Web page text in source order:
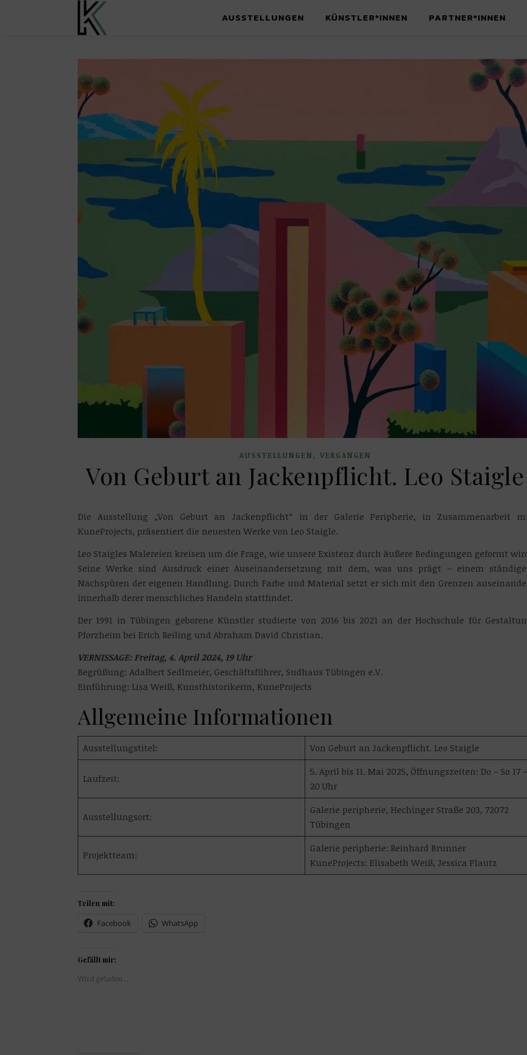
AUSSTELLUNGEN KÜNSTLER*INNEN PARTNER*INNEN
AUSSTELLUNGEN, VERGANGEN
Von Geburt an Jackenpflicht. Leo Staigle
Die Ausstellung „Von Geburt an Jackenpflicht“ in der Galerie Peripherie, in Zusammenarbeit
KuneProjects, präsentiert die neuesten Werke von Leo Staigle.
Leo Staigles Malereien kreisen um die Frage, wie unsere Existenz durch äußere Bedingungen geformt
Seine Werke sind Ausdruck einer Auseinandersetzung mit dem, was uns prägt – einem
Nachspüren der eigenen Handlung. Durch Farbe und Material setzt er sich mit den Grenzen
innerhalb derer menschliches Handeln stattfindet.
Der 1991 in Tübingen geborene Künstler studierte von 2016 bis 2021 an der Hochschule für
Pforzheim bei Erich Reiling und Abraham David Christian.
VERNISSAGE: Freitag, 4. April 2024, 19 Uhr
Begrüßung: Adalbert Sedlmeier, Geschäftsführer, Sudhaus Tübingen e.V.
Einführung: Lisa Weiß, Kunsthistorikerin, KuneProjects
Allgemeine Informationen
Ausstellungstitel: Von Geburt an Jackenpflicht. Leo Staigle
Laufzeit:
5. April bis 11. Mai 2025, Öffnungszeiten: Do – So 17 –
20 Uhr
Ausstellungsort:
Galerie peripherie, Hechinger Straße 203, 72072
Tübingen
Projektteam:
Galerie peripherie: Reinhard Brunner
KuneProjects: Elisabeth Weiß, Jessica Plautz
Teilen mit:
Facebook WhatsApp
Gefällt mir:
Wird geladen …